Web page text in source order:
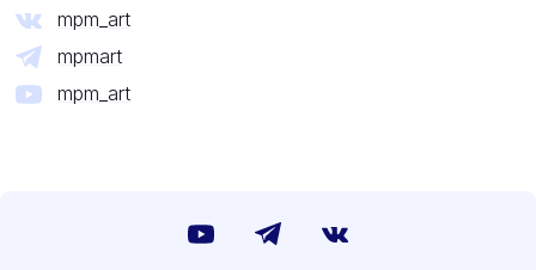
mpm_art
mpmart
mpm_art